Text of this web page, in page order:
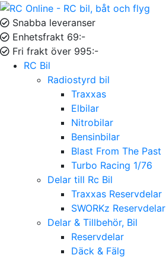
Snabba leveranser
Enhetsfrakt 69:-
Fri frakt över 995:-
RC Bil
Radiostyrd bil
Traxxas
Elbilar
Nitrobilar
Bensinbilar
Blast From The Past
Turbo Racing 1/76
Delar till Rc Bil
Traxxas Reservdelar
SWORKz Reservdelar
Delar & Tillbehör, Bil
Reservdelar
Däck & Fälg